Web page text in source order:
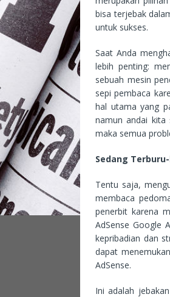
bisa terjebak
untuk sukses.
Saat Anda
lebih penting:
sebuah mesin
sepi pembaca
hal utama yang
namun andai kita
maka semua
Sedang
Tentu saja,
membaca
penerbit karena
AdSense Google
kepribadian dan
dapat
AdSense.
Ini adalah